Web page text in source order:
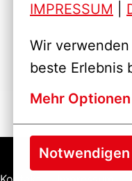
IMPRESSUM
Wir
beste Erlebnis
Mehr Optionen